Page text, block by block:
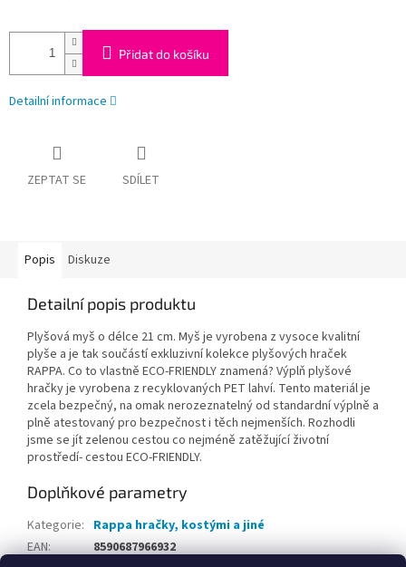
Přidat do košíku
Detailní informace
ZEPTAT SE SDÍLET
Popis Diskuze
Detailní popis produktu
Plyšová myš o délce 21 cm. Myš je vyrobena z vysoce kvalitní
plyše a je tak součástí exkluzivní kolekce plyšových hraček
RAPPA. Co to vlastně ECO-FRIENDLY znamená? Výplň plyšové
hračky je vyrobena z recyklovaných PET lahví. Tento materiál je
zcela bezpečný, na omak nerozeznatelný od standardní výplně a
plně atestovaný pro bezpečnost i těch nejmenších. Rozhodli
jsme se jít zelenou cestou co nejméně zatěžující životní
prostředí- cestou ECO-FRIENDLY.
Doplňkové parametry
Kategorie: Rappa hračky, kostými a jiné
EAN: 8590687966932